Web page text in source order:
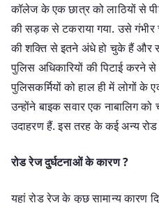
कॉलेज के एक छात्र को लाठियों से
की सड़क से टकराया गया. उसे
की शक्ति से इतने अंधे हो चुके हैं और
पुलिस अधिकारियों की पिटाई करने
पुलिसकर्मियों को हाल ही में लोगों के
उन्होंने बाइक सवार एक नाबालिग
उदाहरण हैं. इस तरह के कई अन्य रोड
रोड रेज दुर्घटनाओं के कारण ?
यहां रोड रेज के कुछ सामान्य कारण